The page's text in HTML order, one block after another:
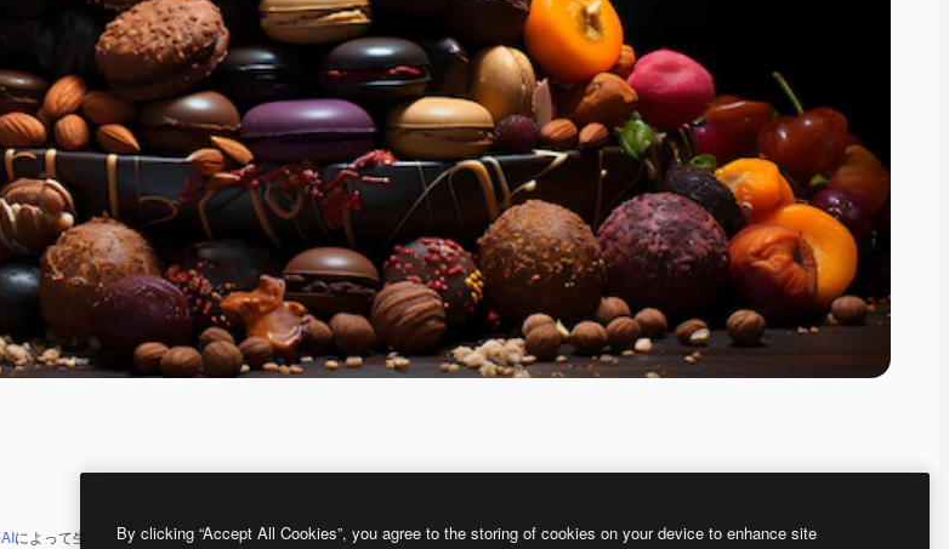
AIによって生成されたものです。 AI画像生成ツールを使うと、あなた独自の画像を作成できます。
By clicking “Accept All Cookies”, you agree to the storing of cookies on your device to enhance site